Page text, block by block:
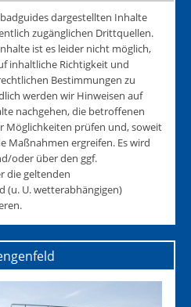
dargestellten Inhalte
zugänglichen Drittquellen.
ist es leider nicht möglich,
inhaltliche Richtigkeit und
Bestimmungen zu
werden wir Hinweisen auf
nachgehen, die betroffenen
Möglichkeiten prüfen und, soweit
Maßnahmen ergreifen. Es wird
oder über den ggf.
die geltenden
(u. U. wetterabhängigen)